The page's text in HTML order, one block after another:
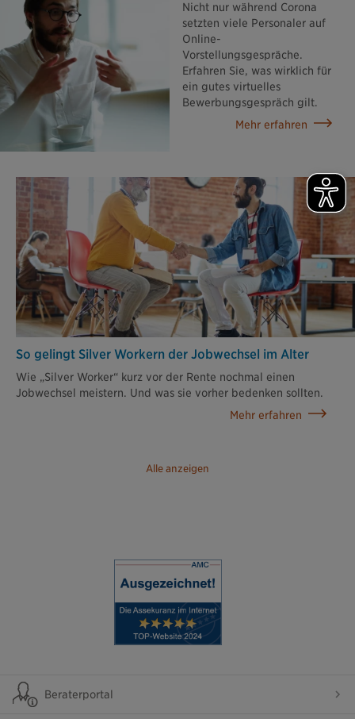
Alle anzeigen
Nicht nur während Corona
setzten viele Personaler auf
Online-
Vorstellungsgespräche.
Erfahren Sie, was wirklich für
ein gutes virtuelles
Bewerbungsgespräch gilt.
Mehr erfahren
So gelingt Silver Workern der Jobwechsel im Alter
Wie „Silver Worker“ kurz vor der Rente nochmal einen
Jobwechsel meistern. Und was sie vorher bedenken sollten.
Mehr erfahren
Beraterportal